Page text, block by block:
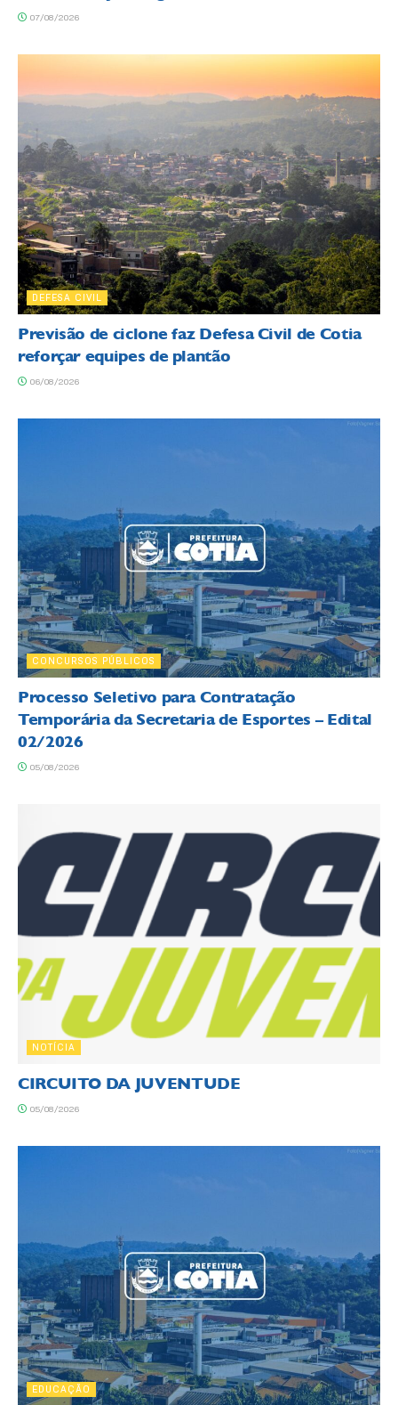
07/08/2026
DEFESA CIVIL
Previsão de ciclone faz Defesa Civil de Cotia
reforçar equipes de plantão
06/08/2026
CONCURSOS PÚBLICOS
Processo Seletivo para Contratação
Temporária da Secretaria de Esportes – Edital
02/2026
05/08/2026
NOTÍCIA
CIRCUITO DA JUVENTUDE
05/08/2026
EDUCAÇÃO